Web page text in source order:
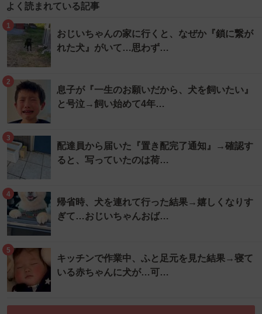
よく読まれている記事
1
おじいちゃんの家に行くと、なぜか『鎖に繋が
れた犬』がいて…思わず…
2
息子が『一生のお願いだから、犬を飼いたい』
と号泣→飼い始めて4年…
3
配達員から届いた『置き配完了通知』→確認す
ると、写っていたのは荷…
4
帰省時、犬を連れて行った結果→嬉しくなりす
ぎて…おじいちゃんおば…
5
キッチンで作業中、ふと足元を見た結果→寝て
いる赤ちゃんに犬が…可…